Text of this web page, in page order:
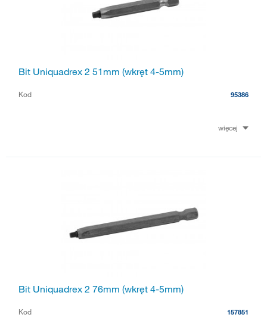
Bit Uniquadrex 2 51mm (wkręt 4-5mm)
Kod 95386
więcej
Bit Uniquadrex 2 76mm (wkręt 4-5mm)
Kod 157851